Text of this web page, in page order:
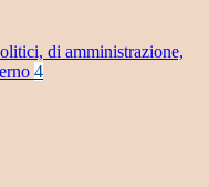
di amministrazione,
4